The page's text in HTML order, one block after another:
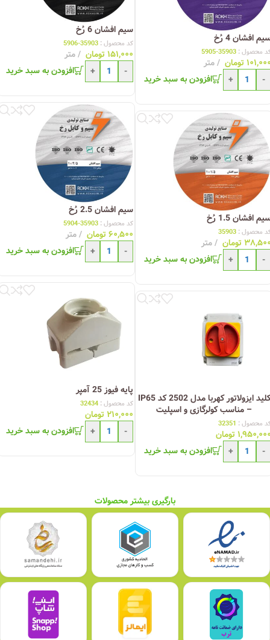
سیم افشان 6 رُخ
کد محصول : 35903-5906
۱۵۱,۰۰۰ تومان
متر
-
+ افزودن به سبد خرید
افشان 4 رُخ
محصول : 35903-5905
تومان
متر
-
+ افزودن به سبد خرید
سیم افشان 2.5 رُخ
کد محصول : 35903-5904
۶۰,۵۰۰تومان
متر
-
+ افزودن به سبد خرید
افشان 1.5 رُخ
محصول : 35903
تومان
متر
-
+ افزودن به سبد خرید
پایه فیوز 25 آمپر
کد محصول : 32434
۲۱۰,۰۰۰ تومان
-
+ افزودن به سبد خرید
کلید ایزولاتور کهربا مدل 2502 کد IP65
– مناسب کولرگازی و اسپلیت
محصول : 32351
تومان
-
+ افزودن به سبد خرید
بارگیری بیشتر محصولات